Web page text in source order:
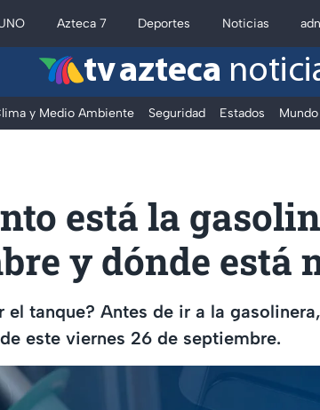
Azteca 7 Deportes Noticias
tv azteca
y Medio Ambiente Seguridad Estados Mundo
está la
y dónde está
el tanque? Antes de ir a la
este viernes 26 de septiembre.